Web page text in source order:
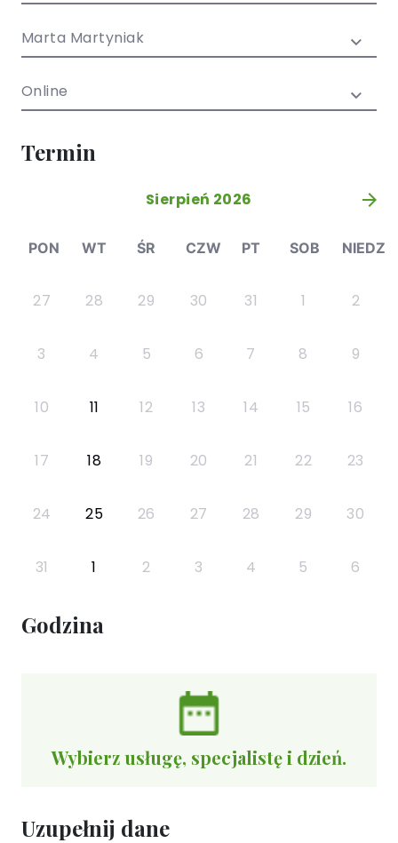
młodzieży
Marta Martyniak
Online
Termin
Sierpień 2026 »
PON WT ŚR CZW PT SOB NIEDZ
27 28 29 30 31 1 2
3 4 5 6 7 8 9
10 11 12 13 14 15 16
17 18 19 20 21 22 23
24 25 26 27 28 29 30
31 1 2 3 4 5 6
Godzina
Wybierz usługę, specjalistę i dzień.
Uzupełnij dane